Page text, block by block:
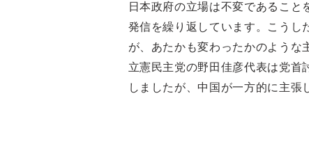
日本政府の立場は不変であるこ
発信を繰り返しています。こうし
が、あたかも変わったかのような
立憲民主党の野田佳彦代表は党首
しましたが、中国が一方的に主張